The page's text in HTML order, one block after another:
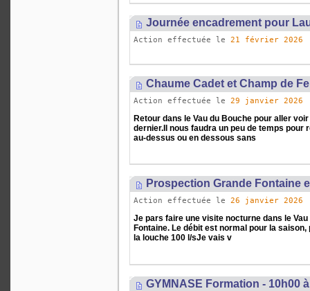
Journée encadrement pour
Action effectuée le 21 février 2026
Chaume Cadet et Champ de
Action effectuée le 29 janvier 2026
Retour dans le Vau du Bouche pour aller
dernier.Il nous faudra un peu de temps pour
au-dessus ou en dessous sans
Prospection Grande Fontaine
Action effectuée le 26 janvier 2026
Je pars faire une visite nocturne dans le
Fontaine. Le débit est normal pour la
la louche 100 l/sJe vais v
GYMNASE Formation - 10h00